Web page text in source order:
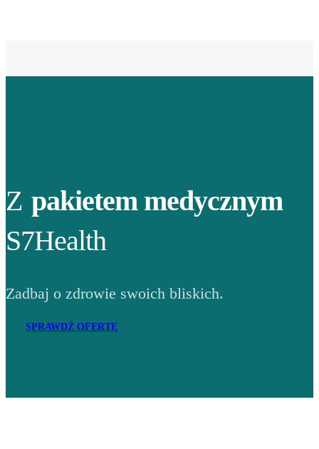
Z pakietem medycznym
S7Health
Zadbaj o zdrowie swoich bliskich.
SPRAWDŹ OFERTĘ